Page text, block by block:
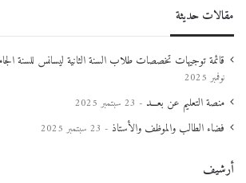
مقالات حديثة
قائمة توجيهات تخصصات طلاب السنة الثانية ليسانس للسنة الجامعية
نوفمبر 2025
منصة التعليم عن بعـــد 23 سبتمبر 2025
فضاء الطالب والموظف والأستاذ 23 سبتمبر 2025
أرشيف